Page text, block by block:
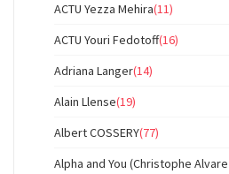
ACTU Yezza Mehira(11)
ACTU Youri Fedotoff(16)
Adriana Langer(14)
Alain Llense(19)
Albert COSSERY(77)
Alpha and You (Christophe